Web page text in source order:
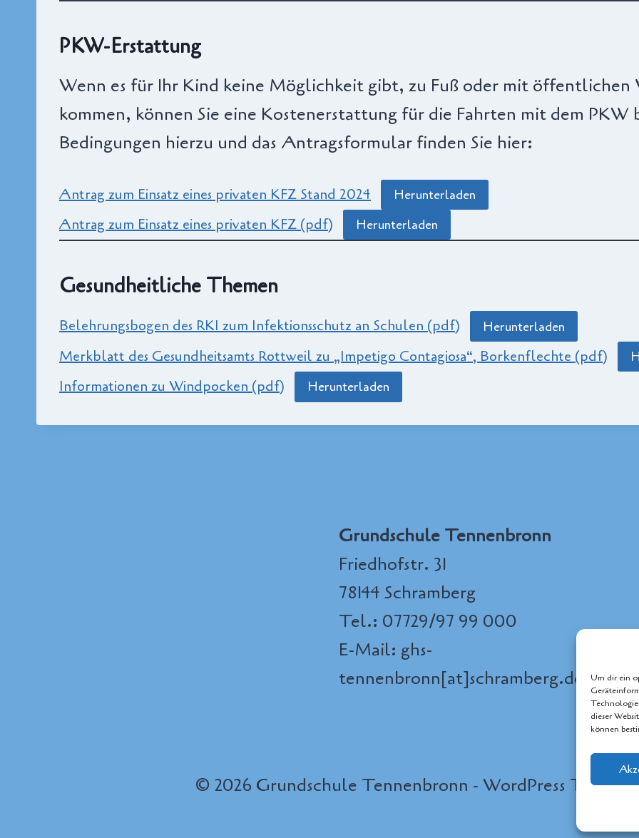
Um dir ein
dieser
können
PKW-Erstattung
Wenn es für Ihr Kind keine Möglichkeit gibt, zu Fuß oder mit öffentlichen
kommen, können Sie eine Kostenerstattung für die Fahrten mit dem PKW
Bedingungen hierzu und das Antragsformular finden Sie hier:
Antrag zum Einsatz eines privaten KFZ Stand 2024 Herunterladen
Antrag zum Einsatz eines privaten KFZ (pdf) Herunterladen
Gesundheitliche Themen
Belehrungsbogen des RKI zum Infektionsschutz an Schulen (pdf) Herunterladen
Merkblatt des Gesundheitsamts Rottweil zu „Impetigo Contagiosa“, Borkenflechte (pdf)
Informationen zu Windpocken (pdf) Herunterladen
Grundschule Tennenbronn
Friedhofstr. 31
78144 Schramberg
Tel.: 07729/97 99 000
E-Mail: ghs-
tennenbronn[at]schramberg.de
© 2026 Grundschule Tennenbronn - WordPress Theme